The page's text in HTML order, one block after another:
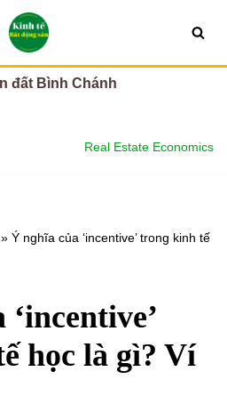
đất Bình Chánh
Real Estate Economics
» Ý nghĩa của ‘incentive’ trong kinh tế
học là gì? Ví